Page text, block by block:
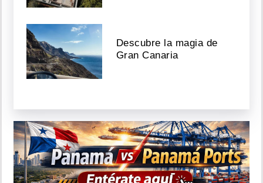
Descubre la magia de
Gran Canaria